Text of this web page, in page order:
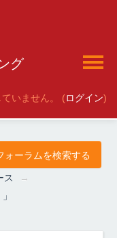
グ
いません。 (ログイン)
ス
→